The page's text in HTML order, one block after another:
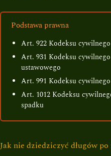
Podstawa prawna
Art. 922 Kodeksu
Art. 931 Kodeksu
ustawowego
Art. 991 Kodeksu
Art. 1012 Kodeksu
spadku
Jak nie dziedziczyć długów po